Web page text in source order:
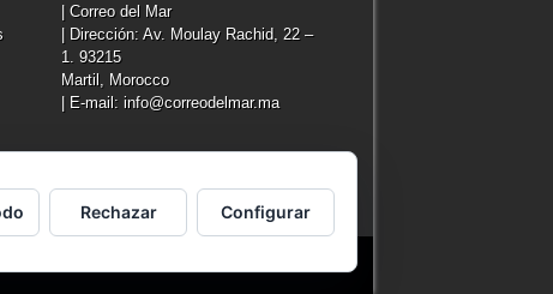
| Correo del Mar
| Dirección: Av. Moulay Rachid, 22 –
1. 93215
Martil, Morocco
| E-mail: info@correodelmar.ma
Rechazar Configurar